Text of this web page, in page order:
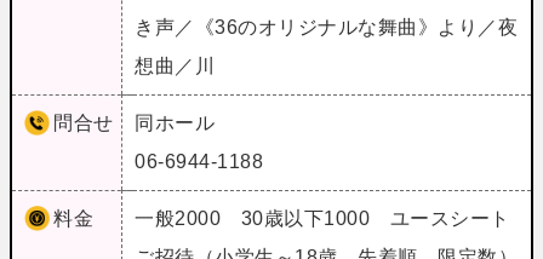
き声／《36のオリジナルな舞曲》より／夜
想曲／川
問合せ
同ホール
06-6944-1188
料金
一般2000 30歳以下1000 ユースシート